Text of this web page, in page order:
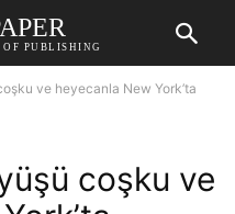
PUBLISHING
ve heyecanla New York’ta
coşku ve